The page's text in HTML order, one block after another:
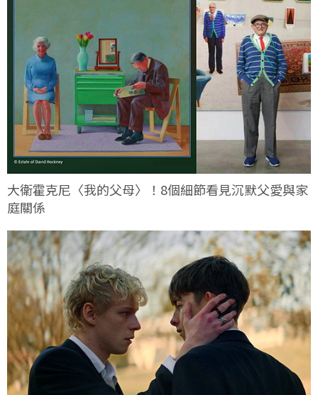
大衛霍克尼〈我的父母〉！8個細節看見沉默父愛與家
庭關係